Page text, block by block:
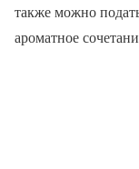
также можно
ароматное